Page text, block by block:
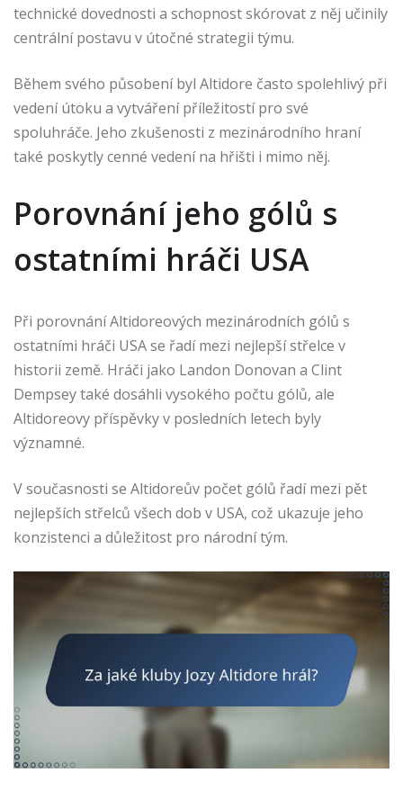
technické dovednosti a schopnost skórovat z něj učinily
centrální postavu v útočné strategii týmu.
Během svého působení byl Altidore často spolehlivý při
vedení útoku a vytváření příležitostí pro své
spoluhráče. Jeho zkušenosti z mezinárodního hraní
také poskytly cenné vedení na hřišti i mimo něj.
Porovnání jeho gólů s
ostatními hráči USA
Při porovnání Altidoreových mezinárodních gólů s
ostatními hráči USA se řadí mezi nejlepší střelce v
historii země. Hráči jako Landon Donovan a Clint
Dempsey také dosáhli vysokého počtu gólů, ale
Altidoreovy příspěvky v posledních letech byly
významné.
V současnosti se Altidoreův počet gólů řadí mezi pět
nejlepších střelců všech dob v USA, což ukazuje jeho
konzistenci a důležitost pro národní tým.